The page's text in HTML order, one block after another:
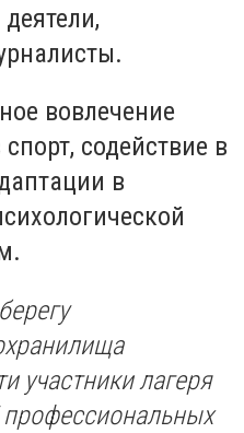
вовлечение
содействие в
в
участники лагеря